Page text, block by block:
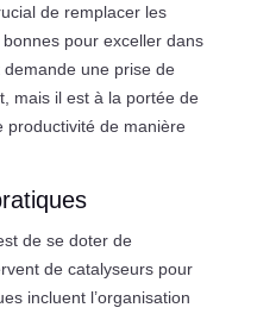
de remplacer les
pour exceller dans
une prise de
mais il est à la portée de
productivité de manière
de se doter de
de catalyseurs pour
incluent l’organisation